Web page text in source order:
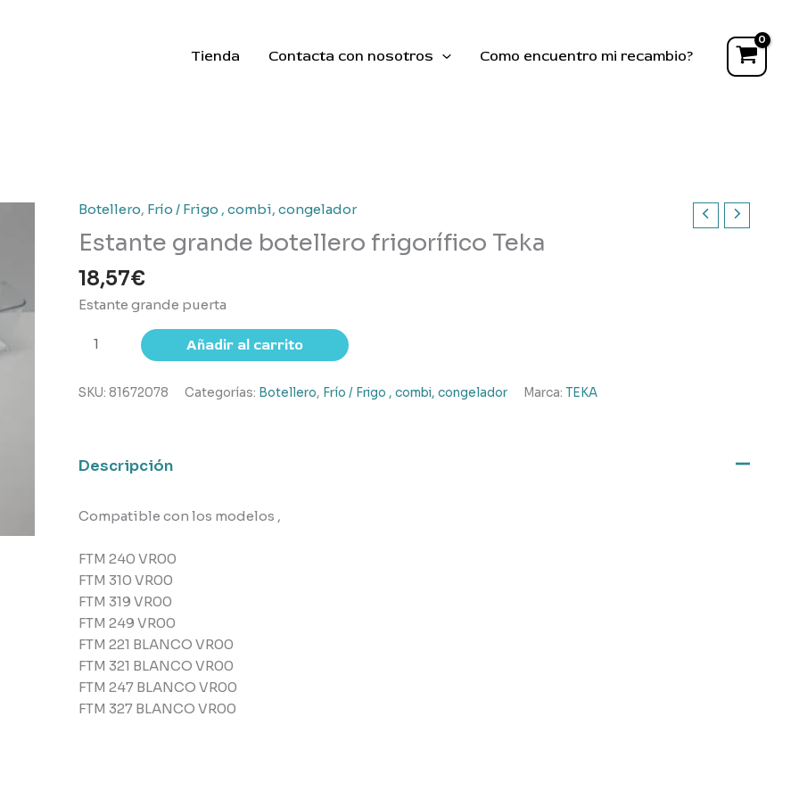
Tienda Contacta con nosotros Como encuentro mi recambio?
Botellero, Frío / Frigo , combi, congelador
Estante grande botellero frigorífico Teka
18,57€
Estante grande puerta
Estante
frigorífico
Añadir al carrito
SKU:81672078 Categorías: Botellero, Frío / Frigo , combi, congelador Marca:TEKA
Descripción
Compatible con los modelos ,
FTM 240 VR00
FTM 310 VR00
FTM 319 VR00
FTM 249 VR00
FTM 221 BLANCO VR00
FTM 321 BLANCO VR00
FTM 247 BLANCO VR00
FTM 327 BLANCO VR00
Teka